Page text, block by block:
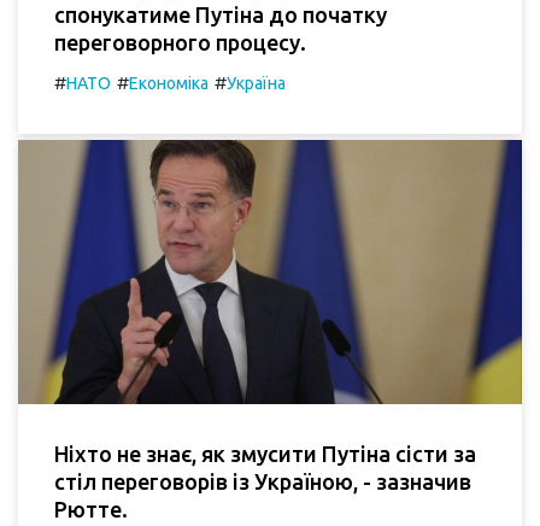
спонукатиме Путіна до початку
переговорного процесу.
#НАТО #Економіка #Україна
Ніхто не знає, як змусити Путіна сісти за
стіл переговорів із Україною, - зазначив
Рютте.